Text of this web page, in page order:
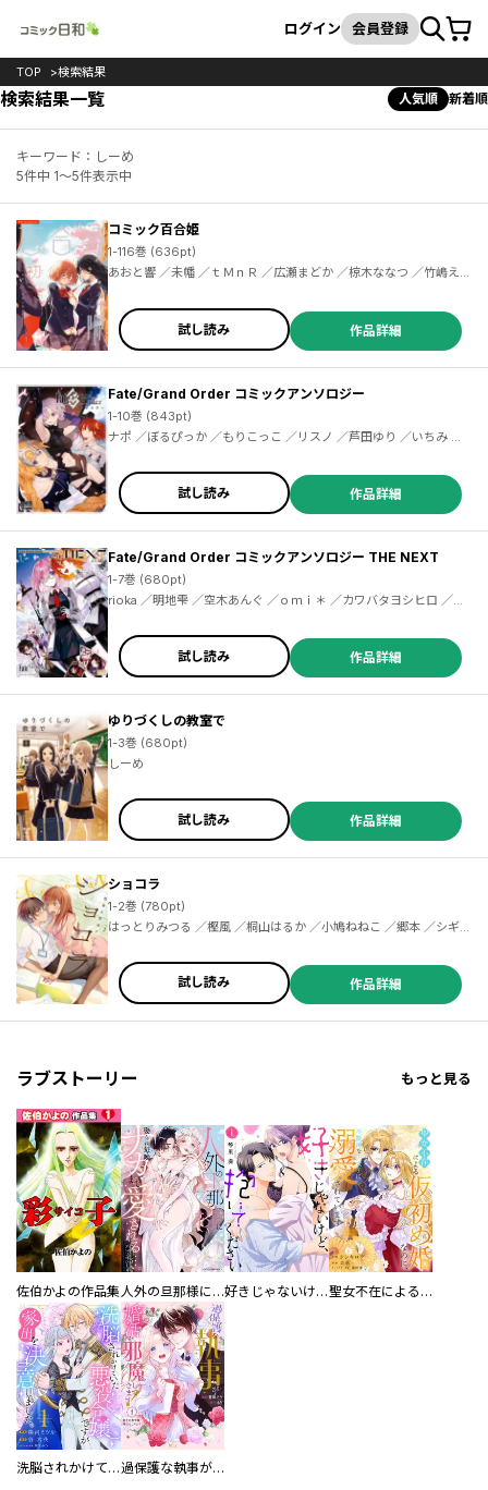
検索
ログイン 会員登録カート
TOP 検索結果
検索結果一覧 人気順 新着順
キーワード：しーめ
5件中 1～5件表示中
コミック百合姫
1-116巻 (636pt)
あおと響 ／未幡 ／ｔＭｎＲ ／広瀬まどか ／椋木ななつ ／竹嶋えく ／みかん氏 ／梅原うめ ／西あすか ／Ｈｉｔｏｔｏ＊ ／サブロウタ ／コダマナオコ ／merryhachi ／くずしろ ／なもり ／大沢やよい ／めの ／伊藤ハチ ／源久也 ／こるり ／黄井ぴかち ／沼地どろまる ／片倉アコ ／べにしゃけ ／くもすずめ ／後藤悠希 ／長代ルージュ ／つつい ／大宮宮美 ／七坂なな ／武川慎 ／黄井ぴかち ／雪尾ゆき ／黄井ぴかち ／トクヲツム ／ひそな ／岩見樹代子 ／土室圭 ／たねこ ／みもと
試し読み 作品詳細
Fate/Grand Order コミックアンソロジー
1-10巻 (843pt)
ナポ ／ぼるぴっか ／もりこっこ ／リスノ ／芦田ゆり ／いちみ ／浦稀えんや ／狂zip ／こんがりぱすた ／坂口 ／高原由 ／伊達ちまき ／トウドリ ／奈春 ／延川祐子 ／まごころくらげ ／磨伸映一郎 ／みすみ ／れぐ95 ／武梨えり ／土ノ子 ／空木あんぐ ／内田テモ ／みのり ／柑柚 ／らん ／ロドニィ ／ＮＯＣＯ ／きさらぎ壱吾 ／ごまし ／タカダフミ子 ／種田優太 ／岩友 ／湖西晶 ／ＳｅＮ ／ＮＥＧＩ ／はずみなりゆき ／相原飯店 ／NANA ／はる。
試し読み 作品詳細
Fate/Grand Order コミックアンソロジー THE NEXT
1-7巻 (680pt)
rioka ／明地雫 ／空木あんぐ ／ｏｍｉ＊ ／カワバタヨシヒロ ／星子 ／モス ／あぐ ／いちみ ／狂zip ／ぎんもく ／伊達ちまき ／丹娜 ／ひらかわ ／ヒロサキ ／星野真 ／まりまりも ／三國大和 ／みすみ ／メイジ ／もりこっこ ／ゆーま ／由上ゴーシュ ／ロドニィ ／ＬＡＭ ／赤羽ぜろ ／秋月まく ／浅草九十九 ／芦田ゆり ／衣丘わこ ／しーめ ／高原由 ／だにまる ／奈春 ／野宮けい ／あるでぃ ／eno ／ｐｏｐｕｒｕ ／水溜鳥 ／ユキモト
試し読み 作品詳細
ゆりづくしの教室で
1-3巻 (680pt)
しーめ
試し読み 作品詳細
ショコラ
1-2巻 (780pt)
はっとりみつる ／樫風 ／桐山はるか ／小鳩ねねこ ／郷本 ／シギサ
ワカヤ ／しーめ ／竹宮ジン ／原百合子 ／森島明子 ／安田剛助 ／
雨隠ギド ／くるくる姫 ／岸虎次郎 ／大沢やよい ／雨水汐 ／黄井ぴ
かち ／鹿嵐 ／樺山 ／コダマナオコ ／筍 ／トクヲツム ／中村ユキ
チ ／長代ルージュ ／百乃モト ／ヨドカワ
試し読み 作品詳細
ラブストーリー もっと見る
佐伯かよの作品集 人外の旦那様に娶られ毎晩ナカまで愛される…。アンソロジー 好きじゃないけど、抱いてください【電子単行本版／特典おまけ付き】 聖女不在による仮初め婚なのに、不器用な王太子に溺愛されています【電子単行本版／特典おまけ付き】
洗脳されかけていた悪役令嬢ですが家出を決意しました。【電子単行本版／特典おまけ付き】 過保護な執事が私の婚活を邪魔してきます！ 分冊版